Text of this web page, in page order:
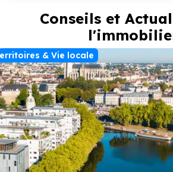
beaux jours. Un lieu de vie d’exception
Conseils et
& Vie locale